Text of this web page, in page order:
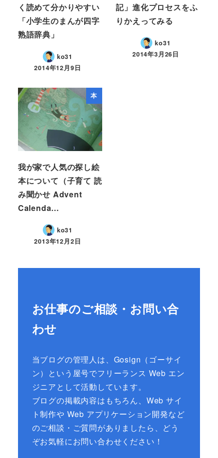
く読めて分かりやすい
「小学生のまんが四字
熟語辞典」
ko31
2014年12月9日
記」進化プロセスをふ
りかえってみる
ko31
2014年3月26日
本
我が家で人気の探し絵
本について（子育て 読
み聞かせ Advent
Calenda…
ko31
2013年12月2日
お仕事のご相談・お問い合
わせ
当ブログの管理人は、Gosign（ゴーサイ
ン）という屋号でフリーランス Web エン
ジニアとして活動しています。
ブログの掲載内容はもちろん、Web サイ
ト制作や Web アプリケーション開発など
のご相談・ご質問がありましたら、どう
ぞお気軽にお問い合わせください！